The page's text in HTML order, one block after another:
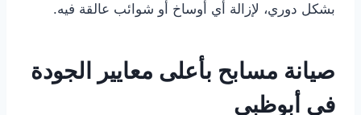
بشكل دوري، لإزالة أي أوساخ أو شوائب عالقة فيه.
صيانة مسابح بأعلى معايير الجودة
في أبوظبي